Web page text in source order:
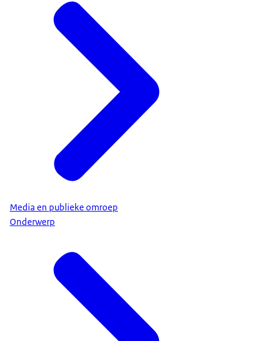
Media en publieke omroep
Onderwerp